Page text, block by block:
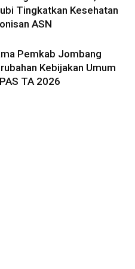
Tingkatkan Kesehatan
ASN
Pemkab Jombang
Kebijakan Umum
TA 2026